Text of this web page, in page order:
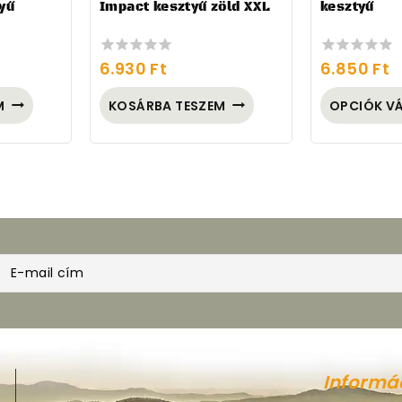
Impact kesztyű zöld XXL
0
out
of
5
6.930 Ft
KOSÁRBA TESZEM
kesztyű
0
out
of
5
6.850 Ft
OPCIÓK